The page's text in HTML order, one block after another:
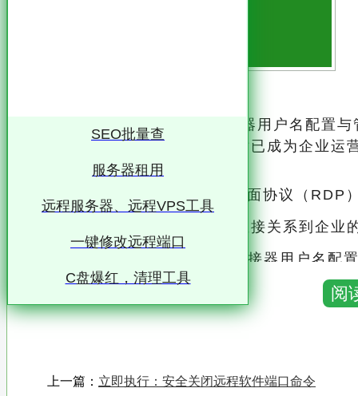
标题：深入理解3389远程连接器用户名配置
高速发展的今天，远程访问技术已成为企业
实现了跨地域的协同作业
其中，基于Windows远程桌面协议（RDP
方式之一，其安全性与高效性直接关系到企业
本文将深入探讨3389远程连接器用户名配
### 一、3389远程连接器用户名配置的重要性 在配置3389远程连接器时，用户名是访问控
正确的用户名配置不仅关乎访问权限的分配
阅
上一篇： 立即执行：安全关闭远程软件端口命令
SEO批量查
服务器租用
远程服务器、远程VPS工具
一键修改远程端口
C盘爆红，清理工具